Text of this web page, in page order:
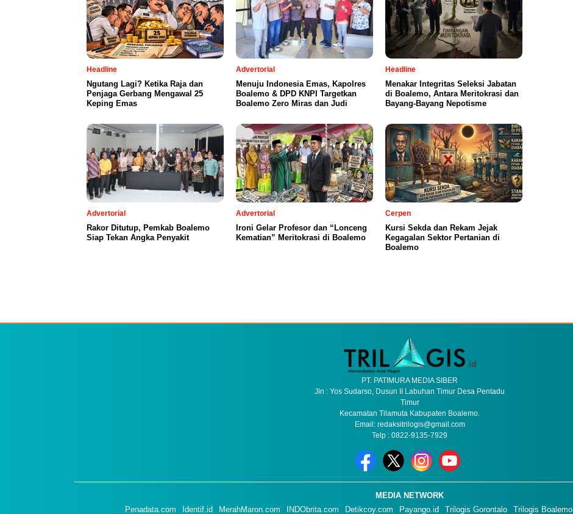
Headline
Ngutang Lagi? Ketika Raja dan
Penjaga Gerbang Mengawal 25
Keping Emas
Advertorial
Menuju Indonesia Emas, Kapolres
Boalemo & DPD KNPI Targetkan
Boalemo Zero Miras dan Judi
Headline
Menakar Integritas Seleksi Jabatan
di Boalemo, Antara Meritokrasi dan
Bayang-Bayang Nepotisme
Advertorial
Rakor Ditutup, Pemkab Boalemo
Siap Tekan Angka Penyakit
Advertorial
Ironi Gelar Profesor dan “Lonceng
Kematian” Meritokrasi di Boalemo
Cerpen
Kursi Sekda dan Rekam Jejak
Kegagalan Sektor Pertanian di
Boalemo
PT. PATIMURA MEDIA SIBER
Jln : Yos Sudarso, Dusun II Labuhan Timur Desa Pentadu
Timur
Kecamatan Tilamuta Kabupaten Boalemo.
Email: redaksitrilogis@gmail.com
Telp : 0822-9135-7929
MEDIA NETWORK
Penadata.com
Identif.id MerahMaron.com INDObrita.com Detikcoy.com Payango.id Trilogis Gorontalo Trilogis Boalemo